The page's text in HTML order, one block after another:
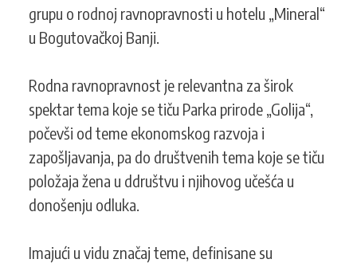
grupu o rodnoj ravnopravnosti u hotelu „Mineral“
u Bogutovačkoj Banji.
Rodna ravnopravnost je relevantna za širok
spektar tema koje se tiču Parka prirode „Golija“,
počevši od teme ekonomskog razvoja i
zapošljavanja, pa do društvenih tema koje se tiču
položaja žena u ddruštvu i njihovog učešća u
donošenju odluka.
Imajući u vidu značaj teme, definisane su